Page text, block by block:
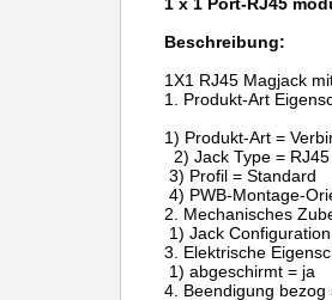
Beschreibung:
1X1 RJ45 Magjack
1. Produkt-Art
1) Produkt-Art =
2) Jack Type = RJ45
3) Profil = Standard
4) PWB-Montage-
2. Mechanisches
1) Jack
3. Elektrische
1) abgeschirmt = ja
4. Beendigung bezog